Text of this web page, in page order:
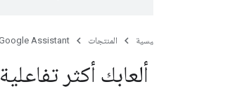
الصفحة الرئيسية المنتجات Assistant
جعل ألعابك أكثر تفاعلية